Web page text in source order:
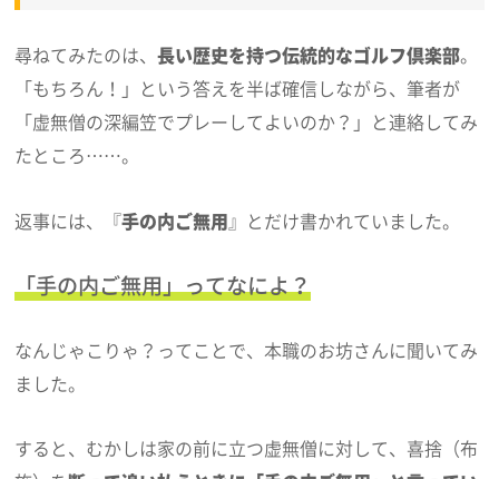
尋ねてみたのは、長い歴史を持つ伝統的なゴルフ倶楽部。
「もちろん！」という答えを半ば確信しながら、筆者が
「虚無僧の深編笠でプレーしてよいのか？」と連絡してみ
たところ……。
返事には、『手の内ご無用』とだけ書かれていました。
「手の内ご無用」ってなによ？
なんじゃこりゃ？ってことで、本職のお坊さんに聞いてみ
ました。
すると、むかしは家の前に立つ虚無僧に対して、喜捨（布